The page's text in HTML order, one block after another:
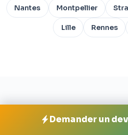
Installer des
Nantes Montpellier
Lille Rennes
Demander un